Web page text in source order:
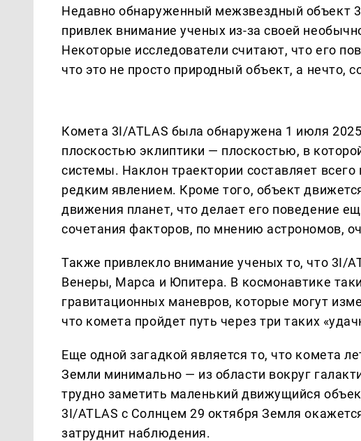
Недавно обнаруженный межзвездный объект
привлек внимание ученых из-за своей
Некоторые исследователи считают, что его
что это не просто природный объект, а нечто,
Комета 3I/ATLAS была обнаружена 1 июля
плоскостью эклиптики — плоскостью, в
системы. Наклон траектории составляет всего
редким явлением. Кроме того, объект
движения планет, что делает его поведение
сочетания факторов, по мнению астрономов,
Также привлекло внимание ученых то, что 3I/
Венеры, Марса и Юпитера. В космонавтике
гравитационных маневров, которые могут
что комета пройдет путь через три таких
Еще одной загадкой является то, что комета
Земли минимально — из области вокруг
трудно заметить маленький движущийся
3I/ATLAS с Солнцем 29 октября Земля
затруднит наблюдения.